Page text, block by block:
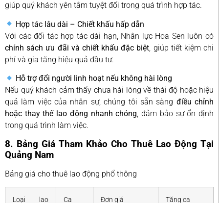
giúp quý khách yên tâm tuyệt đối trong quá trình hợp tác.
Hợp tác lâu dài – Chiết khấu hấp dẫn
Với các đối tác hợp tác dài hạn, Nhân lực Hoa Sen luôn có
chính sách ưu đãi và chiết khấu đặc biệt , giúp tiết kiệm chi
phí và gia tăng hiệu quả đầu tư.
Hỗ trợ đổi người linh hoạt nếu không hài lòng
Nếu quý khách cảm thấy chưa hài lòng về thái độ hoặc hiệu
quả làm việc của nhân sự, chúng tôi sẵn sàng điều chỉnh
hoặc thay thế lao động nhanh chóng, đảm bảo sự ổn định
trong quá trình làm việc.
8. Bảng Giá Tham Khảo Cho Thuê Lao Động Tại
Quảng Nam
Bảng giá cho thuê lao động phổ thông
Loại lao
Ca Đơn giá Tăng ca